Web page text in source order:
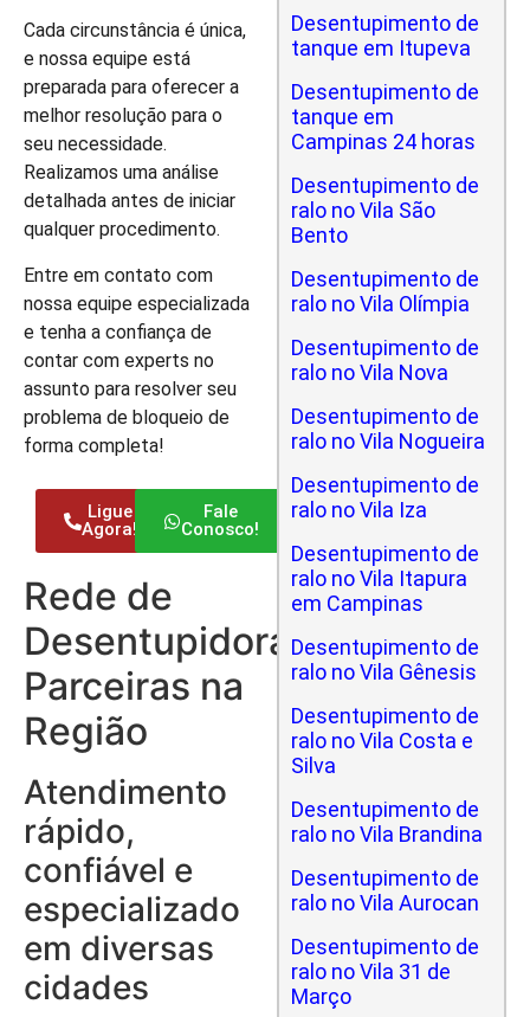
Cada circunstância é única,
e nossa equipe está
preparada para oferecer a
melhor resolução para o
seu necessidade.
Realizamos uma análise
detalhada antes de iniciar
qualquer procedimento.
Entre em contato com
nossa equipe especializada
e tenha a confiança de
contar com experts no
assunto para resolver seu
problema de bloqueio de
forma completa!
Ligue
Agora!
Fale
Conosco!
Rede de
Desentupidoras
Parceiras na
Região
Atendimento
rápido,
confiável e
especializado
em diversas
cidades
Desentupimento de
tanque em Itupeva
Desentupimento de
tanque em
Campinas 24 horas
Desentupimento de
ralo no Vila São
Bento
Desentupimento de
ralo no Vila Olímpia
Desentupimento de
ralo no Vila Nova
Desentupimento de
ralo no Vila Nogueira
Desentupimento de
ralo no Vila Iza
Desentupimento de
ralo no Vila Itapura
em Campinas
Desentupimento de
ralo no Vila Gênesis
Desentupimento de
ralo no Vila Costa e
Silva
Desentupimento de
ralo no Vila Brandina
Desentupimento de
ralo no Vila Aurocan
Desentupimento de
ralo no Vila 31 de
Março